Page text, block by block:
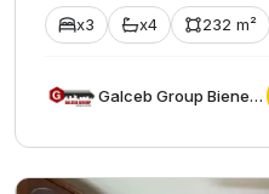
x3 x4 232 m²
Galceb Group Bienes Raices